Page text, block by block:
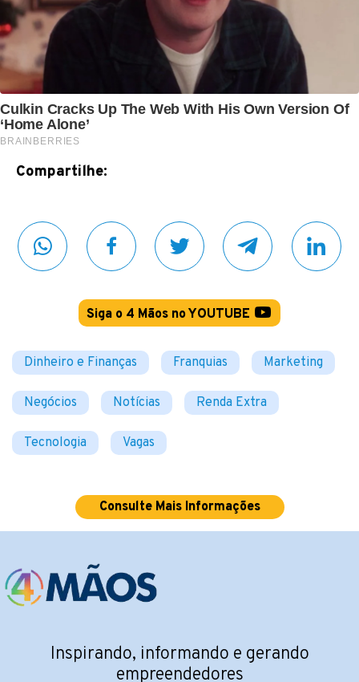
Compartilhe:
Siga o 4 Mãos no YOUTUBE
Dinheiro e Finanças Franquias Marketing
Negócios Notícias Renda Extra
Tecnologia Vagas
Consulte Mais Informações
Inspirando, informando e gerando
empreendedores